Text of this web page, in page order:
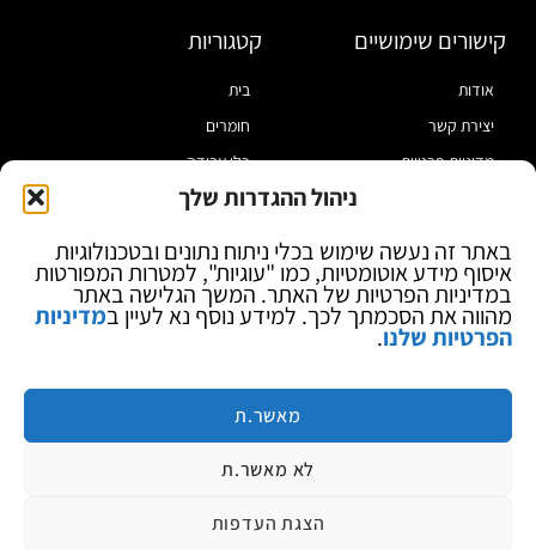
ניהול ההגדרות שלך
באתר זה נעשה שימוש בכלי ניתוח נתונים ובטכנולוגיות
איסוף מידע אוטומטיות, כמו "עוגיות", למטרות המפורטות
במדיניות הפרטיות של האתר. המשך הגלישה באתר
מהווה את הסכמתך לכך. למידע נוסף נא לעיין במדיניות
הפרטיות שלנו.
מאשר.ת
לא מאשר.ת
הצגת העדפות
קישורים שימושיים
אודות
יצירת קשר
מדיניות פרטיות
בלוג
קטגוריות
בית
חומרים
כלי עבודה
מוצרי הלחמה
ספקי כח ומודדים
ציוד אופטי להגדלה
מותגים